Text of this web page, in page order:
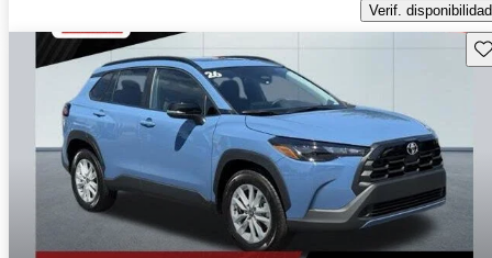
Verif. disponibilidad